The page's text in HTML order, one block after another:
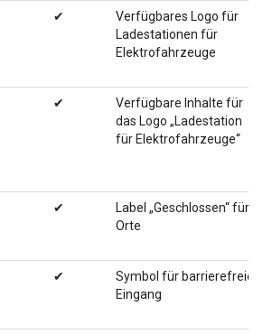
✔
Verfügbares Logo für
Ladestationen für
Elektrofahrzeuge
✔
Verfügbare Inhalte für
das Logo „Ladestation
für Elektrofahrzeuge“
✔
Label „Geschlossen“ für
Orte
✔
Symbol für barrierefreien
Eingang